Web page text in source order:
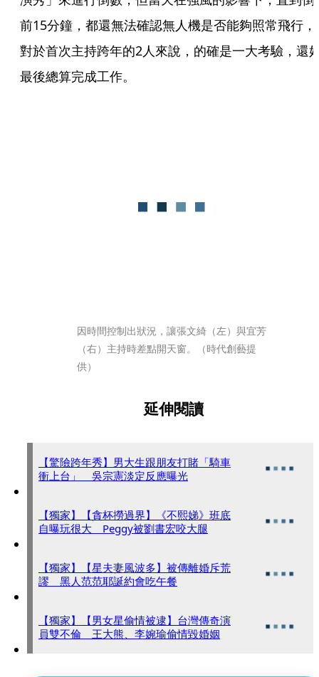
前15分鐘，都還無法確認無人機是否能夠照常飛行，
對於首次主持跨年的2人來說，的確是一大考驗，還
最後總算完成工作。
因時間控制出狀況，讓張文綺（左）與宜芳
（右）主持時差點開天窗。（時代創藝提
供）
延伸閱讀
【驚險跨年秀】男大生跟朋友打賭「騎車
衝上台」 吳宗憲淡定反應曝光
【獨家】【貪杯撈過界】《不熙娣》班底
自曝玩很大 Peggy被劉書宏咬大腿
【獨家】【星夫妻風波多】被傳離婚斥荒
謬 黑人范范耶誕約會吃午餐
【獨家】【男女星偷情被逮】台灣傳奇演
員雙不倫 王大熊、李婉瑜偷情毀婚姻